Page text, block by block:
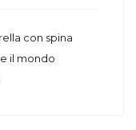
con spina
il mondo